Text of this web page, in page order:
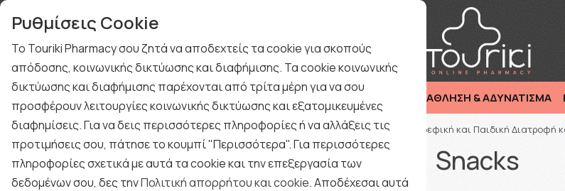
Τηλεφωνική Υποστήριξη : Καθημερινά 9:00-17·00 εκτός Σαββάτου/ Αργιών
ΔΩΡΑ ΓΙΑ ΑΝΔΡΕΣ
ΠΡΟΤΑΣΕΙΣ ΔΩΡΩΝ
BLOG
ΕΠΟΧΙΑΚΑ ΦΑΡΜΑΚΕΙΟ ΓΥΝΑΙΚΑ ΑΝΔΡΑΣ ΜΗΤΕΡΑ & ΠΑΙΔΙ ΑΘΛΗΣΗ & ΑΔΥΝΑΤΙΣΜΑ
Αρχική / ΜΗΤΕΡΑ & ΠΑΙΔΙ Βρεφική και Παιδική Διατροφή
Snacks
Ρυθμίσεις Cookie
Το Touriki Pharmacy σου ζητά να αποδεχτείς τα cookie για σκοπούς
απόδοσης, κοινωνικής δικτύωσης και διαφήμισης. Τα cookie κοινωνικής
δικτύωσης και διαφήμισης παρέχονται από τρίτα μέρη για να σου
προσφέρουν λειτουργίες κοινωνικής δικτύωσης και εξατομικευμένες
διαφημίσεις. Για να δεις περισσότερες πληροφορίες ή να αλλάξεις τις
προτιμήσεις σου, πάτησε το κουμπί "Περισσότερα". Για περισσότερες
πληροφορίες σχετικά με αυτά τα cookie και την επεξεργασία των
δεδομένων σου, δες τηνΠολιτική απορρήτου και cookie. Αποδέχεσαι αυτά